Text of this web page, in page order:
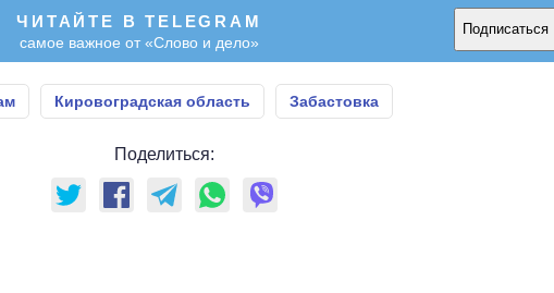
ЧИТАЙТЕ В TELEGRAM
самое важное от «Слово и дело»
Подписаться
Кировоградская область Забастовка
Поделиться: